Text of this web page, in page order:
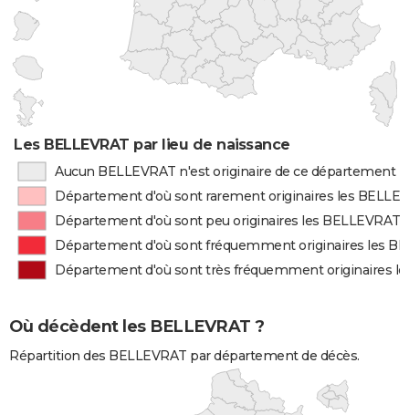
Les BELLEVRAT par lieu de naissance
Aucun BELLEVRAT n'est originaire de ce département
Département d'où sont rarement originaires les
Département d'où sont peu originaires les BELLEVRAT
Département d'où sont fréquemment originaires les
Département d'où sont très fréquemment originaires
Où décèdent les BELLEVRAT ?
Répartition des BELLEVRAT par département de décès.